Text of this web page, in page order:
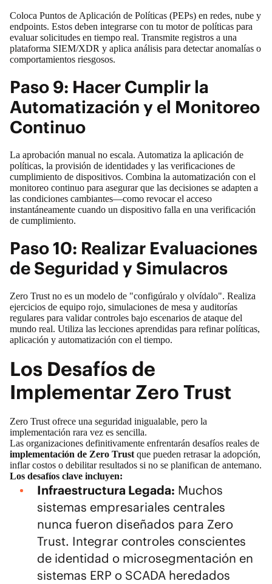
Coloca Puntos de Aplicación de Políticas (PEPs) en redes, nube y
endpoints. Estos deben integrarse con tu motor de políticas para
evaluar solicitudes en tiempo real. Transmite registros a una
plataforma SIEM/XDR y aplica análisis para detectar anomalías o
comportamientos riesgosos.
Paso 9: Hacer Cumplir la
Automatización y el Monitoreo
Continuo
La aprobación manual no escala. Automatiza la aplicación de
políticas, la provisión de identidades y las verificaciones de
cumplimiento de dispositivos. Combina la automatización con el
monitoreo continuo para asegurar que las decisiones se adapten a
las condiciones cambiantes—como revocar el acceso
instantáneamente cuando un dispositivo falla en una verificación
de cumplimiento.
Paso 10: Realizar Evaluaciones
de Seguridad y Simulacros
Zero Trust no es un modelo de "configúralo y olvídalo". Realiza
ejercicios de equipo rojo, simulaciones de mesa y auditorías
regulares para validar controles bajo escenarios de ataque del
mundo real. Utiliza las lecciones aprendidas para refinar políticas,
aplicación y automatización con el tiempo.
Los Desafíos de
Implementar Zero Trust
Zero Trust ofrece una seguridad inigualable, pero la
implementación rara vez es sencilla.
Las organizaciones definitivamente enfrentarán desafíos reales de
implementación de Zero Trustque pueden retrasar la adopción,
inflar costos o debilitar resultados si no se planifican de antemano.
Los desafíos clave incluyen:
Infraestructura Legada: Muchos
sistemas empresariales centrales
nunca fueron diseñados para Zero
Trust. Integrar controles conscientes
de identidad o microsegmentación en
sistemas ERP o SCADA heredados